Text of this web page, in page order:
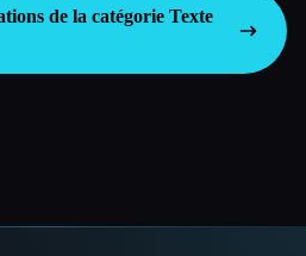
de la catégorie Texte